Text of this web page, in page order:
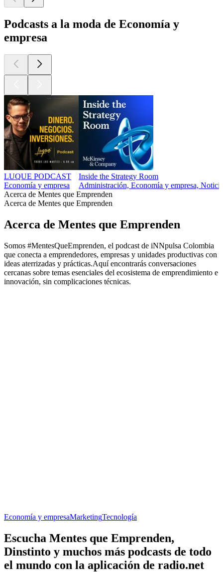
Podcasts a la moda de Economía y
empresa
LUQUE PODCAST
Economía y empresa
Inside the Strategy Room
Administración, Economía y empresa,
Acerca de Mentes que Emprenden
Acerca de Mentes que Emprenden
Acerca de Mentes que Emprenden
Somos #MentesQueEmprenden, el podcast de iNNpulsa Colombia
que conecta a emprendedores, empresas y unidades productivas con
ideas aterrizadas y prácticas.Aquí encontrarás conversaciones
cercanas sobre temas esenciales del ecosistema de emprendimiento e
innovación, sin complicaciones técnicas.
Economía y empresaMarketingTecnología
Escucha Mentes que Emprenden,
Dinstinto y muchos más podcasts de todo
el mundo con la aplicación de radio.net